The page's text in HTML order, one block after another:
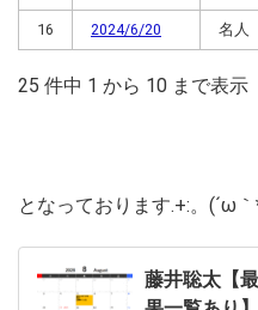
16 2024/6/20 名人
25 件中 1 から 10 まで表示
となっております.+:。(´ω
藤井聡太【